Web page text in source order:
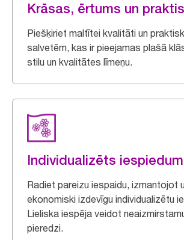
Krāsas, ērtums un
Piešķiriet maltītei kvalitāti un
salvetēm, kas ir pieejamas plašā
stilu un kvalitātes līmeņu.
Individualizēts
Radiet pareizu iespaidu, izmantojot
ekonomiski izdevīgu individualizētu
Lieliska iespēja veidot
pieredzi.